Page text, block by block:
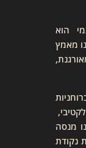
הוא
מאמץ
ברוחניות
מנסה
נקודת